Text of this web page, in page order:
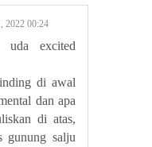
2022 00:24
uda excited
di awal
dan apa
di atas,
gunung salju